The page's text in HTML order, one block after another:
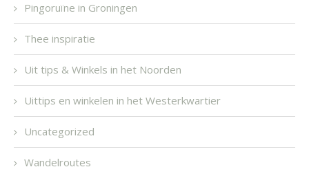
Pingoruïne in Groningen
Thee inspiratie
Uit tips & Winkels in het Noorden
Uittips en winkelen in het Westerkwartier
Uncategorized
Wandelroutes